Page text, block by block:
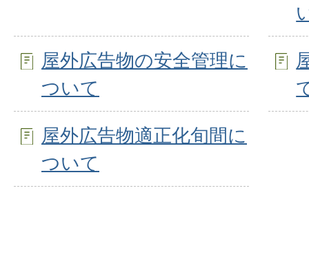
屋外広告物の安全管理に
ついて
屋外広告物適正化旬間に
ついて